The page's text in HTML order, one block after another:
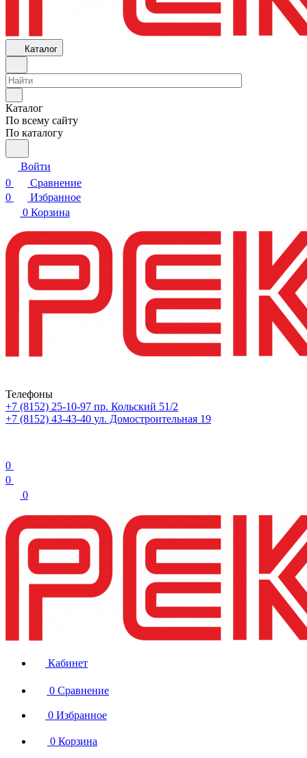
Каталог
Каталог
По всему сайту
По каталогу
Войти
0
Сравнение
0
Избранное
0 Корзина
Телефоны
+7 (8152) 25-10-97 пр. Кольский 51/2
+7 (8152) 43-43-40 ул. Домостроительная 19
0
0
0
Кабинет
0 Сравнение
0 Избранное
0 Корзина